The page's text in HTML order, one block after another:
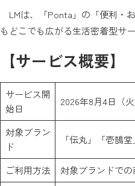
LMは、「Ponta」の「便利・
もどこでも広がる生活密着型サ
【サービス概要】
サービス開
始日
2026年8月4日（火
対象ブラン
ド
「伝丸」「壱鵠
ご利用方法
対象ブランドでの